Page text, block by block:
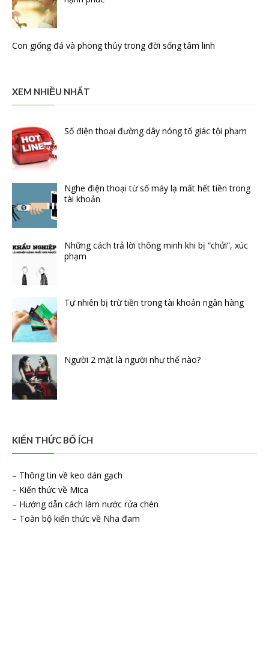
Con giống đá và phong thủy trong đời sống tâm linh
XEM NHIỀU NHẤT
Số điện thoại đường dây nóng tố giác tội phạm
Nghe điện thoại từ số máy lạ mất hết tiền trong
tài khoản
Những cách trả lời thông minh khi bị “chửi”, xúc
phạm
Tự nhiên bị trừ tiền trong tài khoản ngân hàng
Người 2 mặt là người như thế nào?
KIẾN THỨC BỔ ÍCH
– Thông tin về keo dán gạch
– Kiến thức về Mica
– Hướng dẫn cách làm nước rửa chén
– Toàn bộ kiến thức về Nha đam